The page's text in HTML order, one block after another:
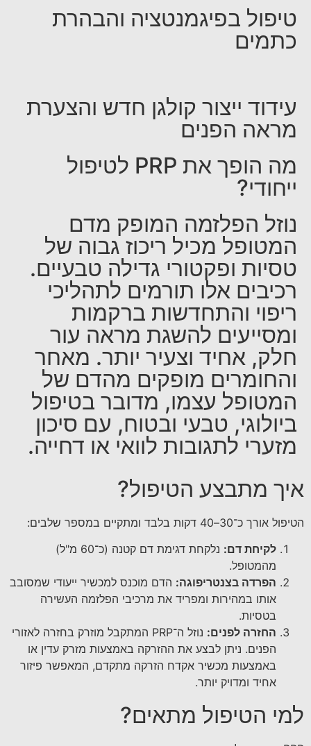
טיפול בפיגמנטציה והבהרת
כתמים
עידוד ייצור קולגן חדש והצערת
מראה הפנים
מה הופך את PRP לטיפול
ייחודי?
נוזל הפלזמה המופק מדם
המטופל מכיל ריכוז גבוה של
טסיות ופקטורי גדילה טבעיים.
רכיבים אלו תורמים לתהליכי
ריפוי והתחדשות ברקמות
ומסייעים להשגת מראה עור
חלק, אחיד וצעיר יותר. מאחר
והחומרים מופקים מהדם של
המטופל עצמו, מדובר בטיפול
ביולוגי, טבעי ובטוח, עם סיכון
מזערי לתגובות לוואי או דחייה.
איך מתבצע הטיפול?
הטיפול אורך כ־30–40 דקות בלבד ומתקיים במספר שלבים:
לקיחת דם:
נלקחת דגימת דם קטנה (כ־60 מ"ל)
מהמטופל.
הפרדה בצנטריפוגה: הדם מוכנס למכשיר ייעודי שמסובב
אותו במהירות ומפריד את מרכיבי הפלזמה העשירה
בטסיות.
החזרה לפנים:
נוזל ה־PRP המתקבל מוזרק בחזרה לאזורי
הפנים. ניתן לבצע את ההזרקה באמצעות מזרק עדין או
באמצעות מכשיר אקדח הזרקה מתקדם, המאפשר פיזור
אחיד ומדויק יותר.
למי הטיפול מתאים?